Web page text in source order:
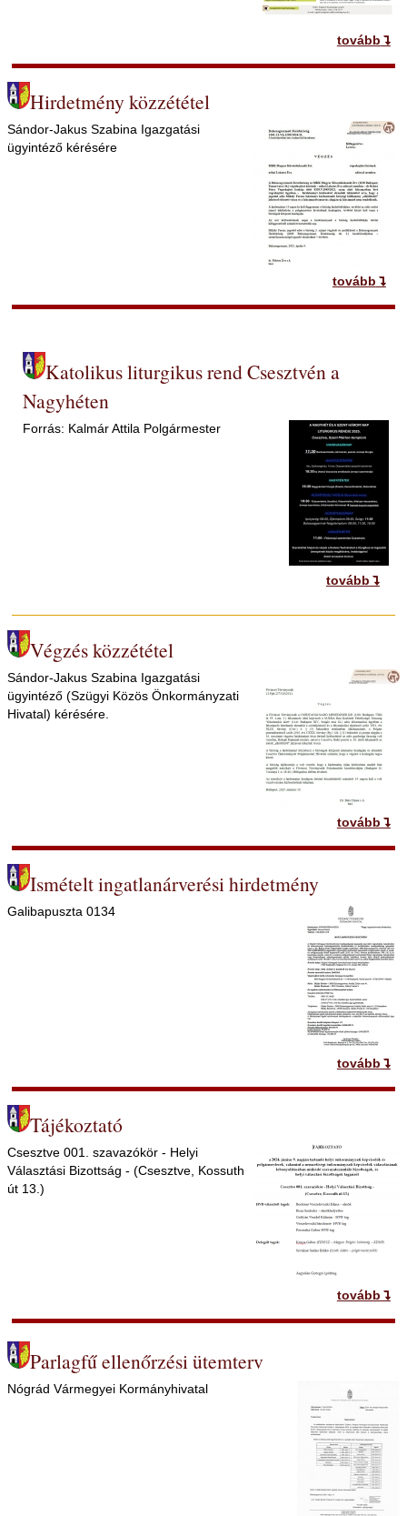
tovább
Hirdetmény közzététel
tovább
Sándor-Jakus Szabina Igazgatási
ügyintéző kérésére
Katolikus liturgikus rend Csesztvén a
Nagyhéten
tovább
Forrás: Kalmár Attila Polgármester
Végzés közzététel
tovább
Sándor-Jakus Szabina Igazgatási
ügyintéző (Szügyi Közös Önkormányzati
Hivatal) kérésére.
Ismételt ingatlanárverési hirdetmény
tovább
Galibapuszta 0134
Tájékoztató
tovább
Csesztve 001. szavazókör - Helyi
Választási Bizottság - (Csesztve, Kossuth
út 13.)
Parlagfű ellenőrzési ütemterv
Nógrád Vármegyei Kormányhivatal